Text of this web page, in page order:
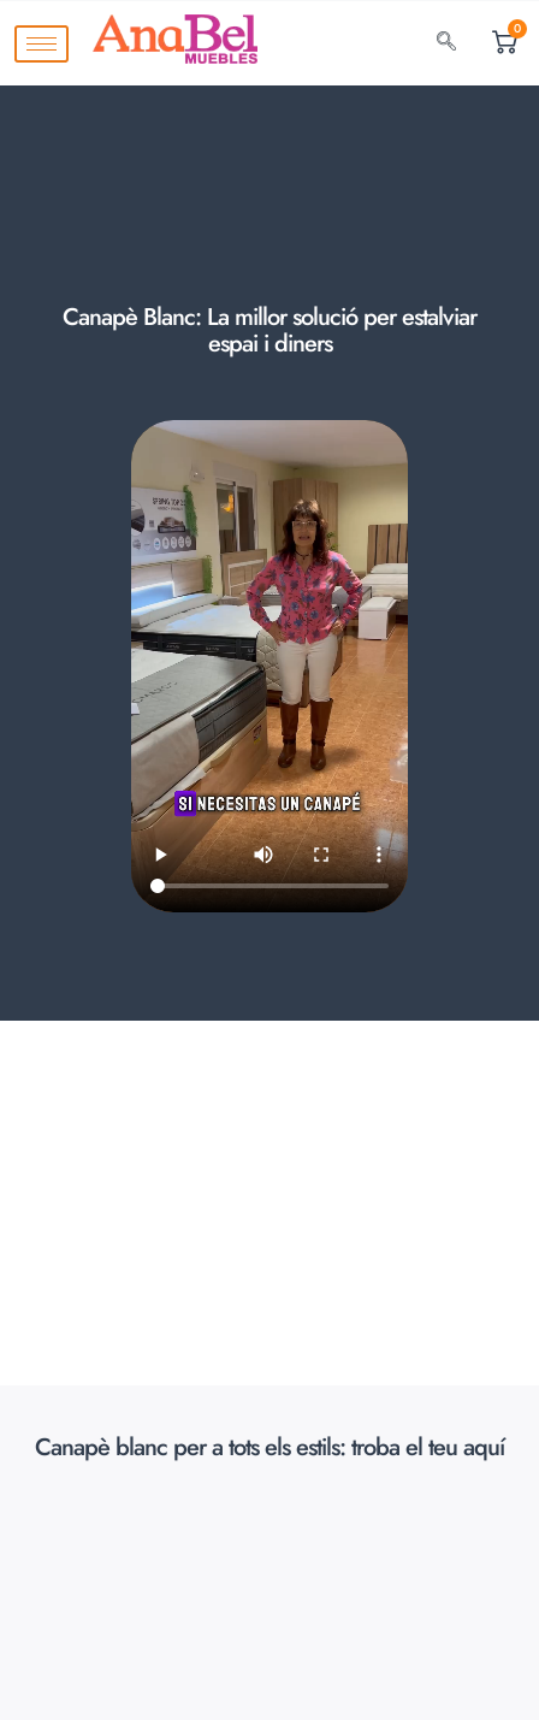
0
Canapè Blanc: La millor solució per estalviar
espai i diners
Canapè blanc per a tots els estils: troba el teu aquí